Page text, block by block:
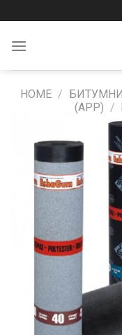
to
content
HOME /
(APP) /